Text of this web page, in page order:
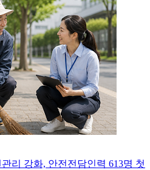
리 강화, 안전전담인력 613명 첫